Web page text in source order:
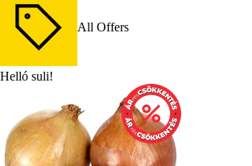
All Offers
Helló suli!